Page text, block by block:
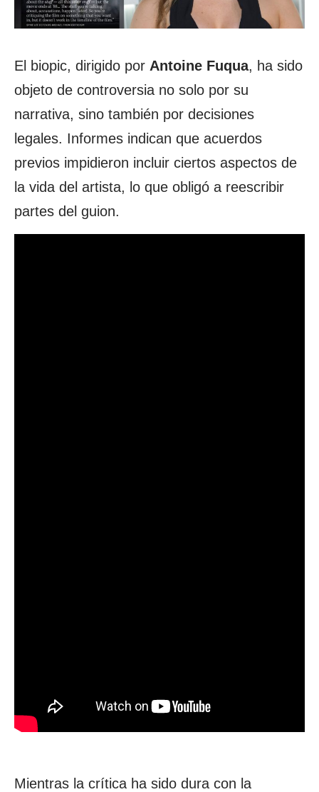
El biopic, dirigido por Antoine Fuqua, ha sido
objeto de controversia no solo por su
narrativa, sino también por decisiones
legales. Informes indican que acuerdos
previos impidieron incluir ciertos aspectos de
la vida del artista, lo que obligó a reescribir
partes del guion.
Mientras la crítica ha sido dura con la